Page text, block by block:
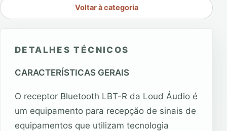
Voltar à categoria
DETALHES TÉCNICOS
CARACTERÍSTICAS GERAIS
O receptor Bluetooth LBT-R da Loud Áudio é
um equipamento para recepção de sinais de
equipamentos que utilizam tecnologia